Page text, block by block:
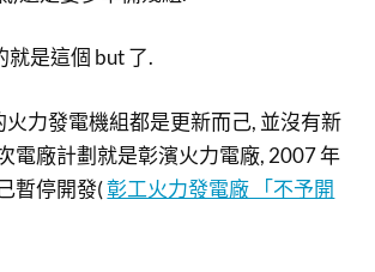
就是這個 but 了.
力發電機組都是更新而己, 並沒有新
電廠計劃就是彰濱火力電廠, 2007 年
暫停開發(彰工火力發電廠 「不予開